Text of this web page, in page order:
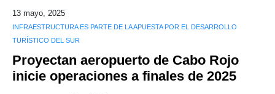
13 mayo, 2025
INFRAESTRUCTURA ES PARTE DE LA APUESTA POR EL DESARROLLO
TURÍSTICO DEL SUR
Proyectan aeropuerto de Cabo Rojo
inicie operaciones a finales de 2025